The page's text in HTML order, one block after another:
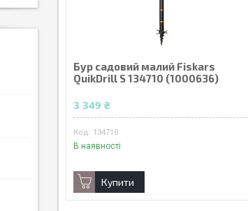
Бур садовий малий Fiskars
QuikDrill S 134710 (1000636)
3 349 ₴
134710
В наявності
Купити